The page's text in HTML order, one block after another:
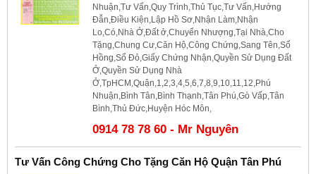
Nhuận,Tư Vấn,Quy Trình,Thủ Tục,Tư Vấn,Hướng
Đẫn,Điều Kiện,Lập Hồ Sơ,Nhận Làm,Nhận
Lo,Có,Nhà Ở,Đất ở,Chuyển Nhượng,Tại Nhà,Cho
Tặng,Chung Cư,Căn Hộ,Công Chứng,Sang Tên,Sổ
Hồng,Sổ Đỏ,Giấy Chứng Nhận,Quyền Sử Dụng Đất
Ở,Quyền Sử Dụng Nhà
Ở,TpHCM,Quận,1,2,3,4,5,6,7,8,9,10,11,12,Phú
Nhuận,Bình Tân,Bình Thạnh,Tân Phú,Gò Vấp,Tân
Bình,Thủ Đức,Huyện Hóc Môn,
0914 78 78 60 - Mr Nguyên
Tư Vấn Công Chứng Cho Tặng Căn Hộ Quận Tân Phú